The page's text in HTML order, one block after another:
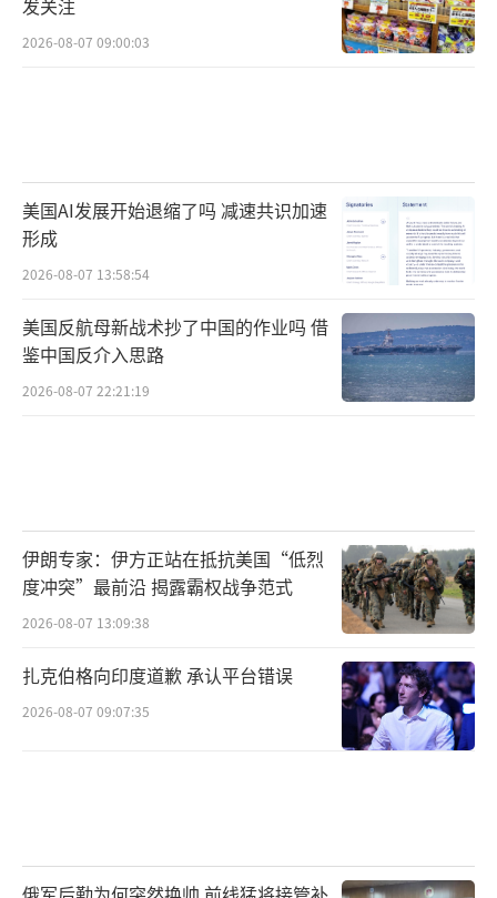
发关注
2026-08-07 09:00:03
美国AI发展开始退缩了吗 减速共识加速
形成
2026-08-07 13:58:54
美国反航母新战术抄了中国的作业吗 借
鉴中国反介入思路
2026-08-07 22:21:19
伊朗专家：伊方正站在抵抗美国“低烈
度冲突”最前沿 揭露霸权战争范式
2026-08-07 13:09:38
扎克伯格向印度道歉 承认平台错误
2026-08-07 09:07:35